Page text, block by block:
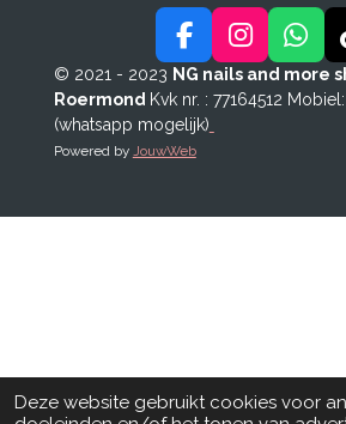
Deze website gebruikt cookies voor
F
a
c
e
b
I
n
s
W
h
a
© 2021 - 2023 NG nails and more
Roermond Kvk nr. : 77164512
(whatsapp mogelijk)
Powered by JouwWeb